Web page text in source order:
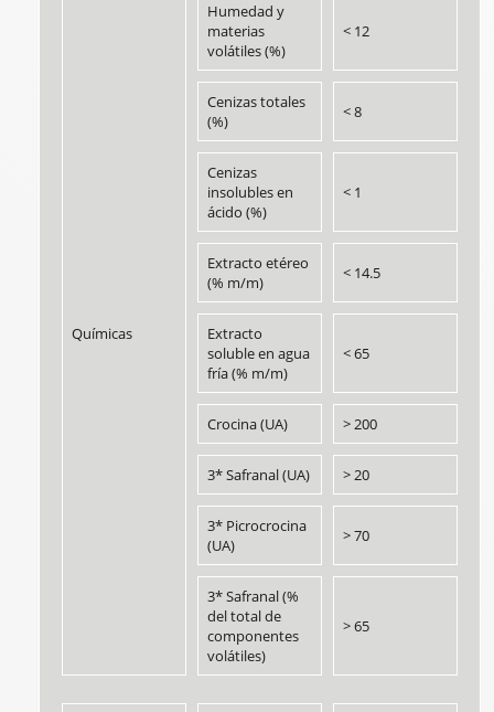
Químicas
Humedad y
materias
volátiles (%)
< 12
Cenizas totales
(%)
< 8
Cenizas
insolubles en
ácido (%)
< 1
Extracto etéreo
(% m/m)
< 14.5
Extracto
soluble en agua
fría (% m/m)
< 65
Crocina (UA) > 200
3* Safranal (UA) > 20
3* Picrocrocina
(UA)
> 70
3* Safranal (%
del total de
componentes
volátiles)
> 65